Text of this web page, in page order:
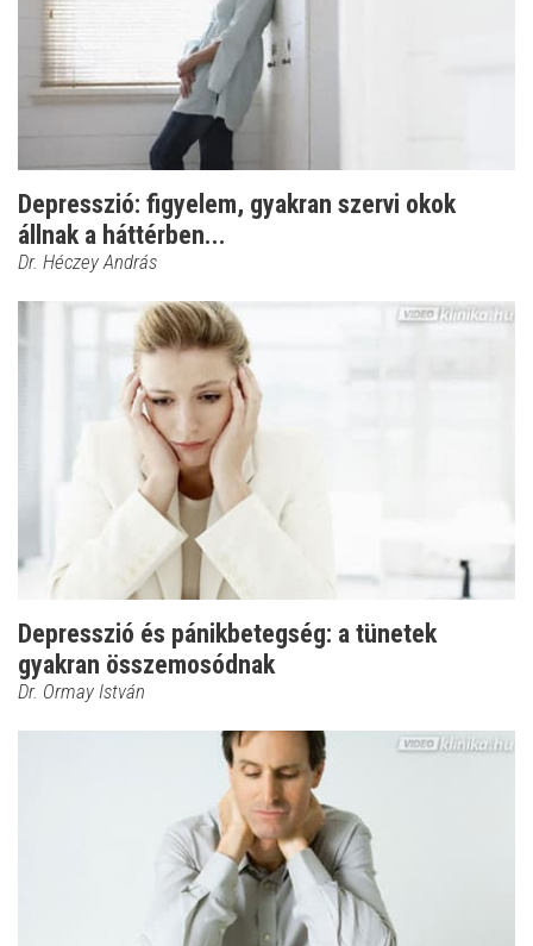
Depresszió: figyelem, gyakran szervi okok
állnak a háttérben...
Dr. Héczey András
Depresszió és pánikbetegség: a tünetek
gyakran összemosódnak
Dr. Ormay István